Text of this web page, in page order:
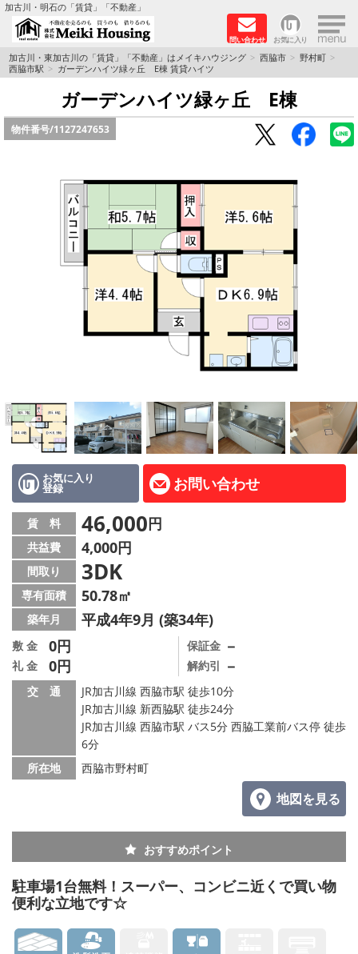
加古川・明石の「賃貸」「不動産」
問い合わせ お気に入り ×
TOPページ
☆メイキハウジングオススメ物件特集☆
都市ガス物件
ファミリー物件
ペットOK物件
保証人不要物件
◆新築物件の新設備で快適♪◆
地域から探す
地図から探す
スタッフ紹介
Instagram
店舗情報·アクセス
会社概要
メールでお問い合わせ
加古川・東加古川の「賃貸」「不動産」はメイキハウジング 西脇市
野村町
西脇市駅
ガーデンハイツ緑ヶ丘 E棟 賃貸ハイツ
ガーデンハイツ緑ヶ丘 E棟
物件番号/1127247653
お気に入り
登録 お問い合わせ
賃 料 46,000円
共益費 4,000円
間取り 3DK
専有面積 50.78㎡
築年月 平成4年9月 (築34年)
敷 金 0円
礼 金 0円
保証金 －
解約引 －
交 通
JR加古川線 西脇市駅 徒歩10分
JR加古川線 新西脇駅 徒歩24分
JR加古川線 西脇市駅 バス5分 西脇工業前バス停 徒歩
6分
所在地
西脇市野村町
地図を見る
おすすめポイント
駐車場1台無料！スーパー、コンビニ近くで買い物
便利な立地です☆